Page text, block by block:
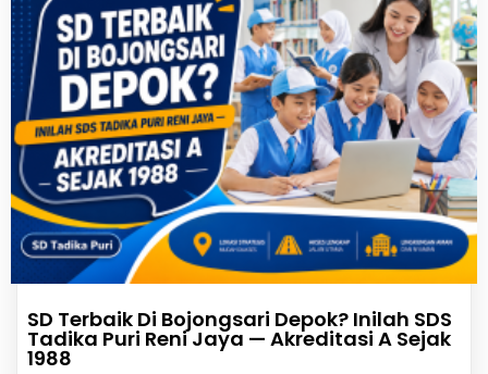
SD Terbaik Di Bojongsari Depok? Inilah SDS
Tadika Puri Reni Jaya — Akreditasi A Sejak
1988